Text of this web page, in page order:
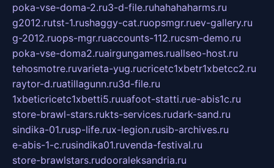
poka-vse-doma-2.ru3-d-file.ruhahahaharms.ru
g2012.rutst-1.rushaggy-cat.ruopsmgr.ruev-gallery.ru
g-2012.ruops-mgr.ruaccounts-112.rucsm-demo.ru
poka-vse-doma2.ruairgungames.ruallseo-host.ru
tehosmotre.ruvarieta-yug.rucricetc1xbetr1xbetcc2.ru
raytor-d.ruatillagunn.ru3d-file.ru
1xbeticricetc1xbetti5.ruuafoot-statti.rue-abis1c.ru
store-brawl-stars.rukts-services.rudark-sand.ru
sindika-01.rusp-life.rux-legion.rusib-archives.ru
e-abis-1-c.rusindika01.ruvenda-festival.ru
store-brawlstars.rudooraleksandria.ru